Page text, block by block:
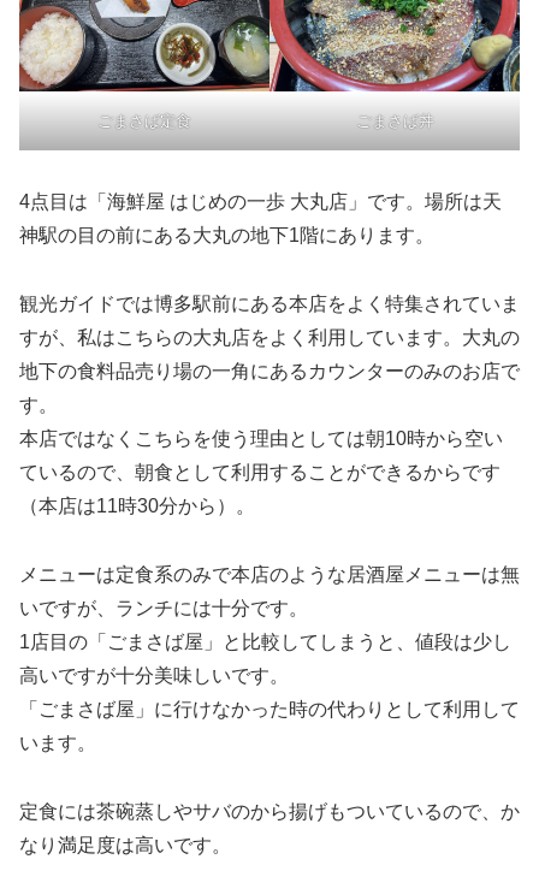
ごまさば定食 ごまさば丼
4点目は「海鮮屋 はじめの一歩 大丸店」です。場所は天
神駅の目の前にある大丸の地下1階にあります。
観光ガイドでは博多駅前にある本店をよく特集されていま
すが、私はこちらの大丸店をよく利用しています。大丸の
地下の食料品売り場の一角にあるカウンターのみのお店で
す。
本店ではなくこちらを使う理由としては朝10時から空い
ているので、朝食として利用することができるからです
（本店は11時30分から）。
メニューは定食系のみで本店のような居酒屋メニューは無
いですが、ランチには十分です。
1店目の「ごまさば屋」と比較してしまうと、値段は少し
高いですが十分美味しいです。
「ごまさば屋」に行けなかった時の代わりとして利用して
います。
定食には茶碗蒸しやサバのから揚げもついているので、か
なり満足度は高いです。